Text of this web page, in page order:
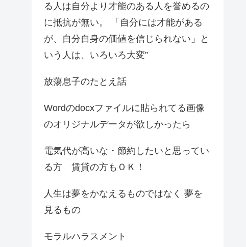
る人は自分より才能のある人を誉めるの
に抵抗が無い。 「自分には才能がある
が、自分自身の価値を信じられない」と
いう人は、いろいろ大変”
放蕩息子のたとえ話
Wordのdocxファイルに貼られてる画像
のオリジナルデータが欲しかったら
電気代が高いな・節約したいと思ってい
る方 賃貸の方もＯＫ！
人生は夢をかなえるものではなく 夢を
見るもの
モラルハラスメント